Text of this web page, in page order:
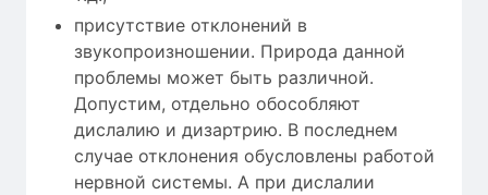
присутствие отклонений в
звукопроизношении. Природа данной
проблемы может быть различной.
Допустим, отдельно обособляют
дислалию и дизартрию. В последнем
случае отклонения обусловлены работой
нервной системы. А при дислалии